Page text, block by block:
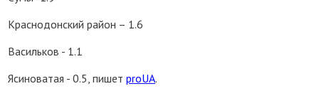
Краснодонский район – 1.6
Васильков - 1.1
Ясиноватая - 0.5, пишетproUA.